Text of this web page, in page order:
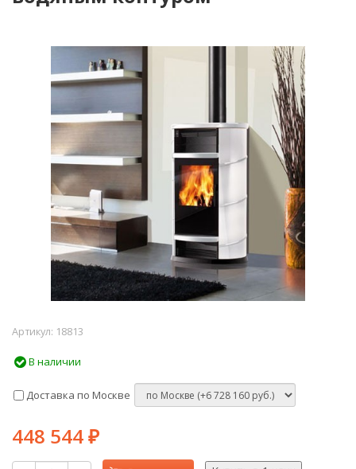
Артикул: 18813
В наличии
Доставка по Москве
448 544 ₽